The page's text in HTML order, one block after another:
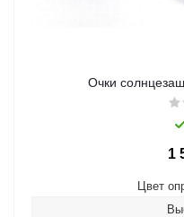
Очки
1
Цвет